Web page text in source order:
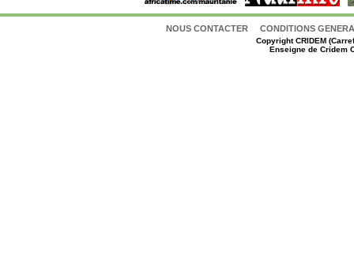
NOUS CONTACTER CONDITIONS
CopyrightCRIDEM
Enseigne de Cridem